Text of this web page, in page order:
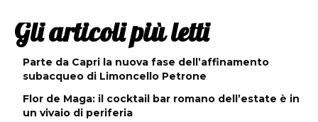
Gli articoli più letti
Parte da Capri la nuova fase dell’affinamento
subacqueo di Limoncello Petrone
Flor de Maga: il cocktail bar romano dell’estate è in
un vivaio di periferia